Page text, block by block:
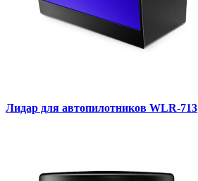
Лидар для автопилотников WLR-713